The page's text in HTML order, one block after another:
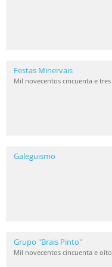
Festas Minervais
Mil novecentos cincuenta e tres
Galeguismo
Grupo "Brais Pinto"
Mil novecentos cincuenta e oito